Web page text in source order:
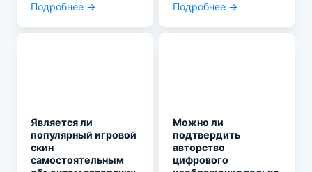
Подробнее → Подробнее →
Является ли
популярный игровой
скин
самостоятельным
Можно ли
подтвердить
авторство
цифрового